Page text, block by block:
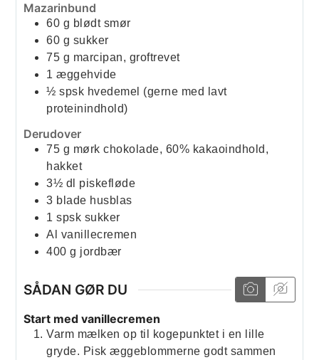
Mazarinbund
60 g blødt smør
60 g sukker
75 g marcipan, groftrevet
1 æggehvide
½ spsk hvedemel (gerne med lavt
proteinindhold)
Derudover
75 g mørk chokolade, 60% kakaoindhold,
hakket
3½ dl
piskefløde
3 blade husblas
1 spsk sukker
Al vanillecremen
400 g jordbær
SÅDAN GØR DU
Start med vanillecremen
Varm mælken op til kogepunktet i en lille
gryde. Pisk æggeblommerne godt sammen